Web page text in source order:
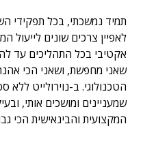
תמיד נמשכתי, בכל תפקידי
לאפיין צרכים שונים לייעול
אקטיבי בכל התהליכים עד
שאני מחפשת, ושאני הכי
הטכנולוגי. ב-נוירולייט
שמעניינים ומושכים אותי,
המקצועית והבינאישית הכי